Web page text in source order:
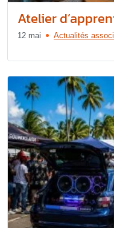
Atelier
12 mai Actualités